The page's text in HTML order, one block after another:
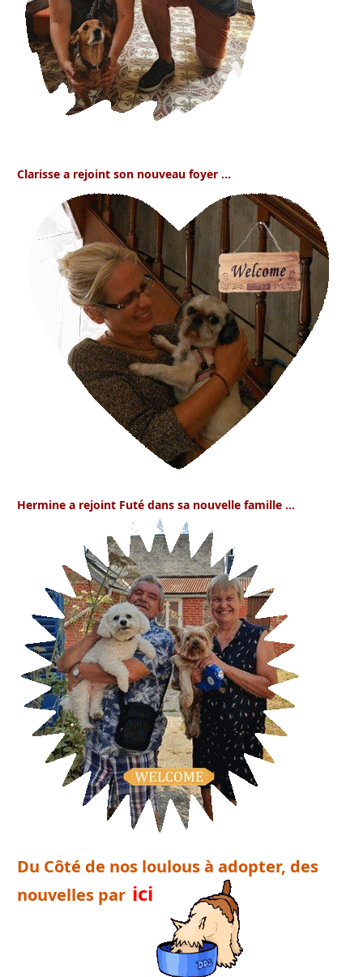
Clarisse a rejoint son nouveau foyer …
Hermine a rejoint Futé dans sa nouvelle famille …
Du Côté de nos loulous à adopter, des
nouvelles par ici